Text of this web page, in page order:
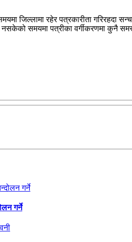
जिल्लामा रहेर पत्रकारीता गरिरहदा
नसकेको समयमा पत्रीका वर्गीकरणमा कुनै
गर्ने